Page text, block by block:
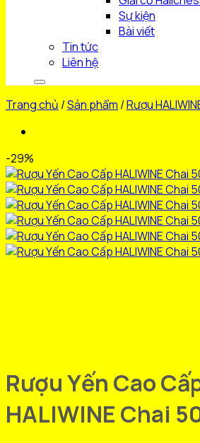
Sự kiện
Bài viết
Tin tức
Liên hệ
Trang chủ /Sản phẩm /Rượu
-29%
Rượu Yến Cao
HALIWINE Chai